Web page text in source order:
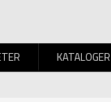
KATALOGER